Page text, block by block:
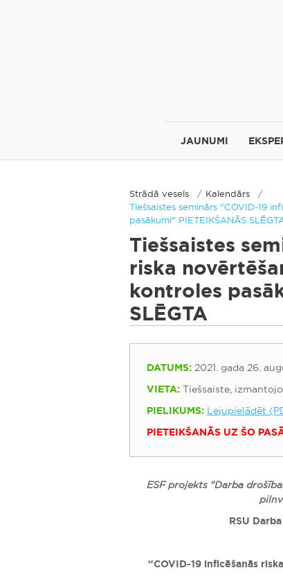
JAUNUMI
Strādā vesels
Kalendārs
Tiešsaistes seminārs "COVID-19
pasākumi" PIETEIKŠANĀS
Tiešsaistes
riska
kontroles
SLĒGTA
DATUMS: 2021. gada 26.
VIETA: Tiešsaiste,
PIELIKUMS: Lejupielādēt
PIETEIKŠANĀS UZ ŠO
ESF projekts "Darba
RSU
“COVID-19 inficēšanās